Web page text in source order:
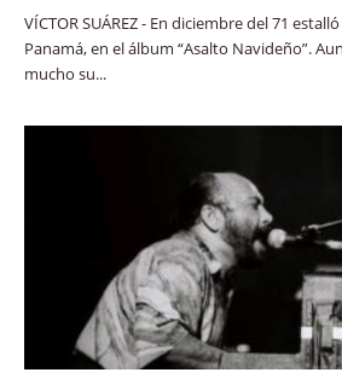
VÍCTOR SUÁREZ - En diciembre del 71
Panamá, en el álbum “Asalto Navideño”.
mucho su...